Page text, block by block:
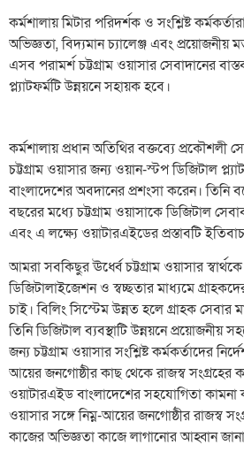
কর্মশালায় মিটার পরিদর্শক ও সংশ্লিষ্ট
অভিজ্ঞতা, বিদ্যমান চ্যালেঞ্জ এবং
এসব পরামর্শ চট্টগ্রাম ওয়াসার সেবাদানের
প্ল্যাটফর্মটি উন্নয়নে সহায়ক হবে।
কর্মশালায় প্রধান অতিথির বক্তব্যে প্রকৌশলী
চট্টগ্রাম ওয়াসার জন্য ওয়ান-স্টপ ডিজিটাল
বাংলাদেশের অবদানের প্রশংসা করেন। তিনি
বছরের মধ্যে চট্টগ্রাম ওয়াসাকে ডিজিটাল
এবং এ লক্ষ্যে ওয়াটারএইডের প্রস্তাবটি
আমরা সবকিছুর ঊর্ধ্বে চট্টগ্রাম ওয়াসার
ডিজিটালাইজেশন ও স্বচ্ছতার মাধ্যমে
চাই। বিলিং সিস্টেম উন্নত হলে গ্রাহক সেবার
তিনি ডিজিটাল ব্যবস্থাটি উন্নয়নে প্রয়োজনীয়
জন্য চট্টগ্রাম ওয়াসার সংশ্লিষ্ট কর্মকর্তাদের
আয়ের জনগোষ্ঠীর কাছ থেকে রাজস্ব সংগ্রহের
ওয়াটারএইড বাংলাদেশের সহযোগিতা কামনা
ওয়াসার সঙ্গে নিম্ন-আয়ের জনগোষ্ঠীর রাজস্ব
কাজের অভিজ্ঞতা কাজে লাগানোর আহ্বান